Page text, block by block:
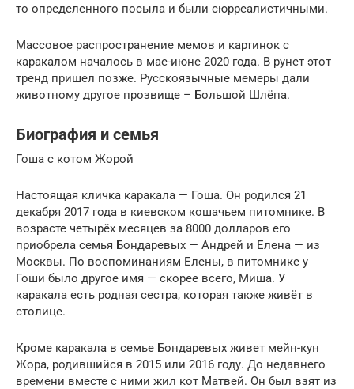
то определенного посыла и были сюрреалистичными.
Массовое распространение мемов и картинок с
каракалом началось в мае-июне 2020 года. В рунет этот
тренд пришел позже. Русскоязычные мемеры дали
животному другое прозвище – Большой Шлёпа.
Биография и семья
Гоша с котом Жорой
Настоящая кличка каракала — Гоша. Он родился 21
декабря 2017 года в киевском кошачьем питомнике. В
возрасте четырёх месяцев за 8000 долларов его
приобрела семья Бондаревых — Андрей и Елена — из
Москвы. По воспоминаниям Елены, в питомнике у
Гоши было другое имя — скорее всего, Миша. У
каракала есть родная сестра, которая также живёт в
столице.
Кроме каракала в семье Бондаревых живет мейн-кун
Жора, родившийся в 2015 или 2016 году. До недавнего
времени вместе с ними жил кот Матвей. Он был взят из